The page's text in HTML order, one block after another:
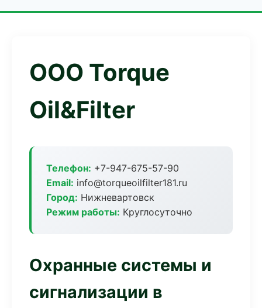
ООО Torque
Oil&Filter
Телефон: +7-947-675-57-90
Email: info@torqueoilfilter181.ru
Город: Нижневартовск
Режим работы: Круглосуточно
Охранные системы и
сигнализации в